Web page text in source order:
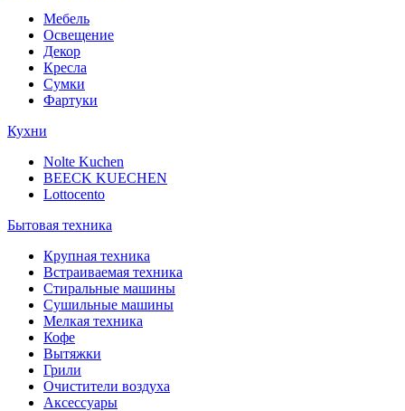
Мебель
Освещение
Декор
Кресла
Сумки
Фартуки
Кухни
Nolte Kuchen
BEECK KUECHEN
Lottocento
Бытовая техника
Крупная техника
Встраиваемая техника
Стиральные машины
Сушильные машины
Мелкая техника
Кофе
Вытяжки
Грили
Очистители воздуха
Аксессуары